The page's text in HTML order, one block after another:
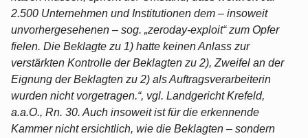
2.500 Unternehmen und Institutionen dem – insoweit
unvorhergesehenen – sog. „zeroday-exploit“ zum Opfer
fielen. Die Beklagte zu 1) hatte keinen Anlass zur
verstärkten Kontrolle der Beklagten zu 2), Zweifel an der
Eignung der Beklagten zu 2) als Auftragsverarbeiterin
wurden nicht vorgetragen.“, vgl. Landgericht Krefeld,
a.a.O., Rn. 30. Auch insoweit ist für die erkennende
Kammer nicht ersichtlich, wie die Beklagten – sondern